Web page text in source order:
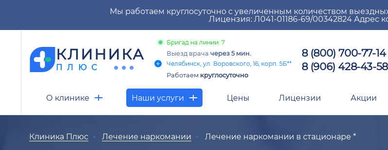
Мы работаем круглосуточно с увеличенным количеством
Лицензия: Л041-01186-69/00342824 Адрес
КЛИНИКА
ПЛЮС
Бригад на линии: 7
Выезд врача через 5 мин.
Челябинск, ул. Воровского, 16, корп. 5Б**
Работаем круглосуточно
8 (800) 700-77-14
8 (906) 428-43-58
О клинике Наши услуги Цены Лицензии Акции
Клиника Плюс Лечение наркомании Лечение наркомании в стационаре *